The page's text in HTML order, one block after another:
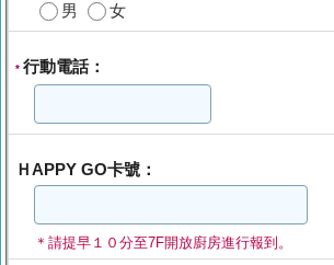
男
女
* 行動電話：
ＨAPPY GO卡號：
＊請提早１０分至7F開放廚房進行報到。